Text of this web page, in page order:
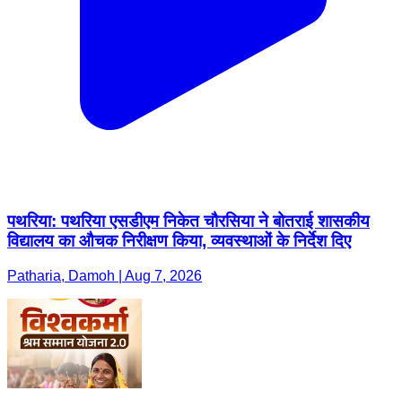
पथरिया: पथरिया एसडीएम निकेत चौरसिया ने बोतराई शासकीय
विद्यालय का औचक निरीक्षण किया, व्यवस्थाओं के निर्देश दिए
Patharia, Damoh | Aug 7, 2026